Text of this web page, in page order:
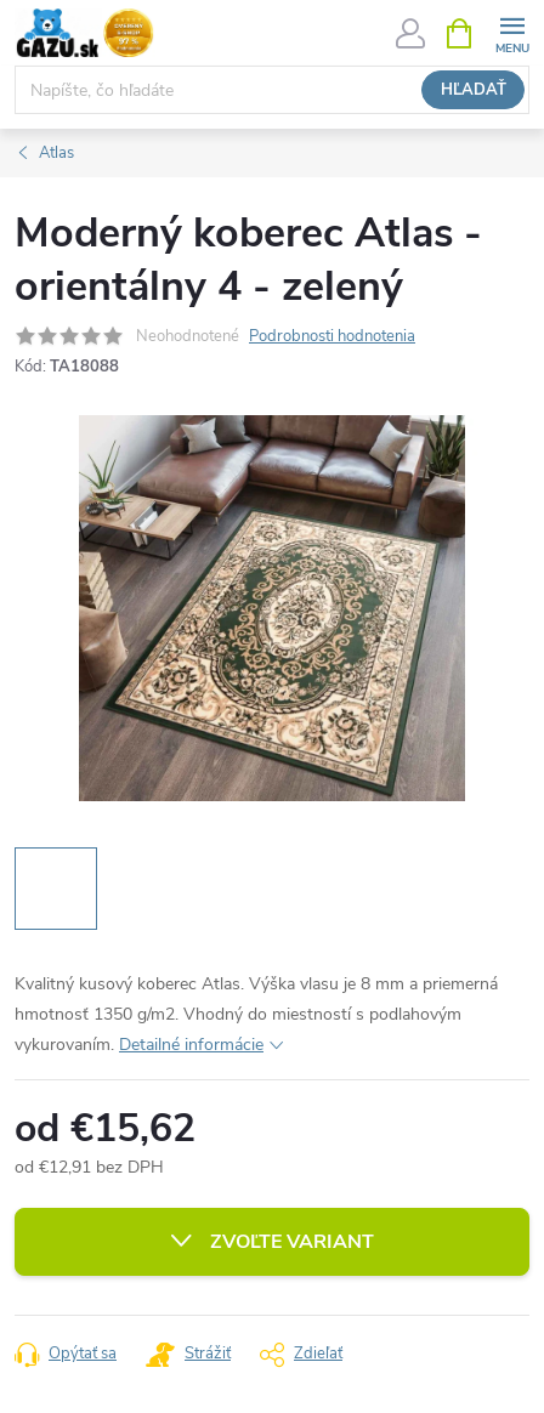
Prejsť
na
obsah
HĽADAŤ
KOŠÍK
Atlas
Moderný koberec Atlas -
orientálny 4 - zelený
Neohodnotené Podrobnosti hodnotenia
Kód: TA18088
Kvalitný kusový koberec Atlas. Výška vlasu je 8 mm a priemerná
hmotnosť 1350 g/m2. Vhodný do miestností s podlahovým
vykurovaním. Detailné informácie
od €15,62
od €12,91 bez DPH
cena:
ZVOĽTE VARIANT
Opýtať sa Strážiť Zdieľať